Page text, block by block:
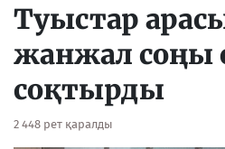
Туыстар
жанжал соңы
соқтырды
2 448 рет қаралды